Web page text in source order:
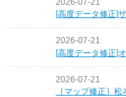
2026-07-21
[高度データ修正]
2026-07-21
[高度データ修正]
2026-07-21
［マップ修正］